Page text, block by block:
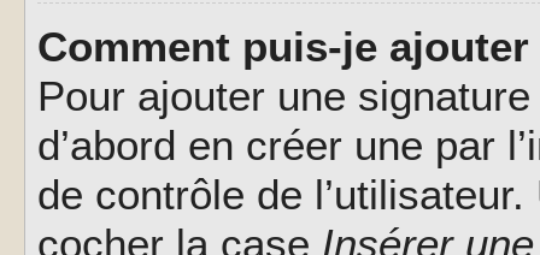
Comment puis-je
Pour ajouter une
d’abord en créer une par
de contrôle de
cocher la case Insérer